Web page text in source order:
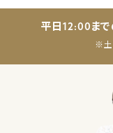
平日12:00ま
※土